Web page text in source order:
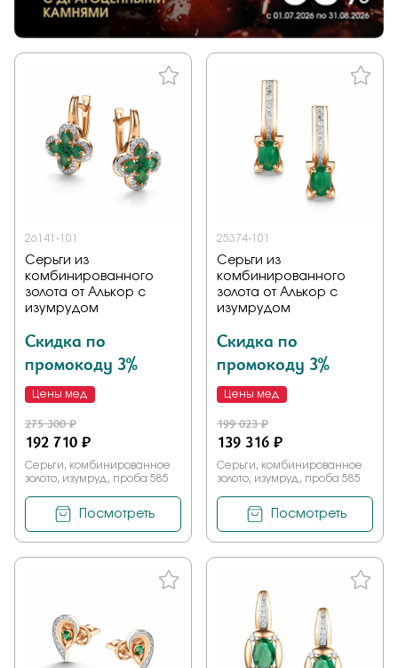
26141-101
Серьги из
комбинированного
золота от Алькор с
изумрудом
Скидка по
промокоду 3%
Цены мед
275 300 ₽
192 710 ₽
Серьги, комбинированное
золото, изумруд, проба 585
Посмотреть
25374-101
Серьги из
комбинированного
золота от Алькор с
изумрудом
Скидка по
промокоду 3%
Цены мед
199 023 ₽
139 316 ₽
Серьги, комбинированное
золото, изумруд, проба 585
Посмотреть